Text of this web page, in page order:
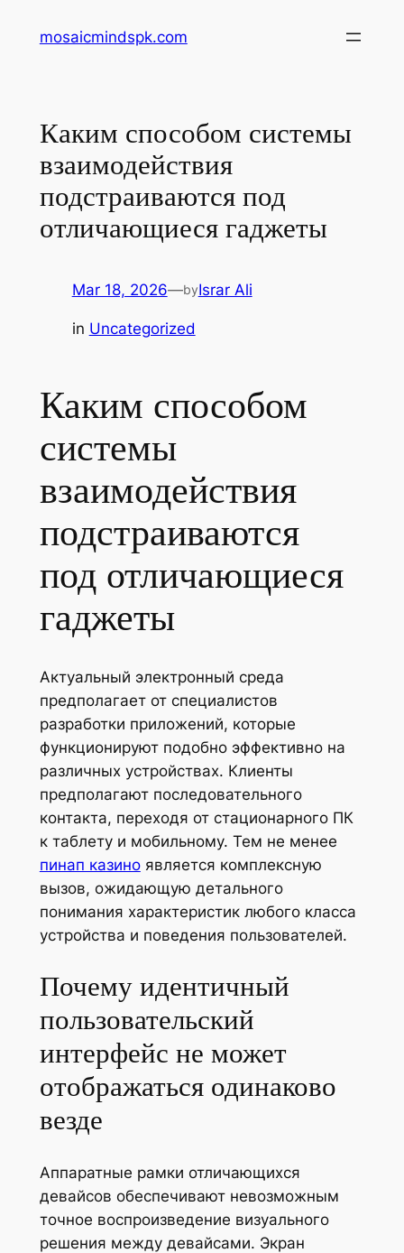
mosaicmindspk.com
Каким способом системы
взаимодействия
подстраиваются под
отличающиеся гаджеты
Mar 18, 2026—byIsrar Ali
in Uncategorized
Каким способом
системы
взаимодействия
подстраиваются
под отличающиеся
гаджеты
Актуальный электронный среда
предполагает от специалистов
разработки приложений, которые
функционируют подобно эффективно на
различных устройствах. Клиенты
предполагают последовательного
контакта, переходя от стационарного ПК
к таблету и мобильному. Тем не менее
пинап казиноявляется комплексную
вызов, ожидающую детального
понимания характеристик любого класса
устройства и поведения пользователей.
Почему идентичный
пользовательский
интерфейс не может
отображаться одинаково
везде
Аппаратные рамки отличающихся
девайсов обеспечивают невозможным
точное воспроизведение визуального
решения между девайсами. Экран